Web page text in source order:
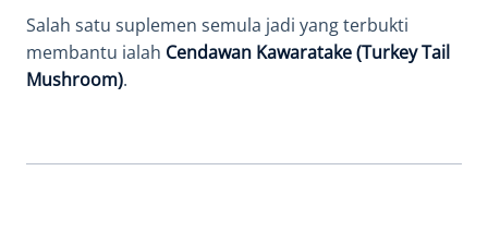
Salah satu suplemen semula jadi yang terbukti
membantu ialah Cendawan Kawaratake (Turkey Tail
Mushroom).